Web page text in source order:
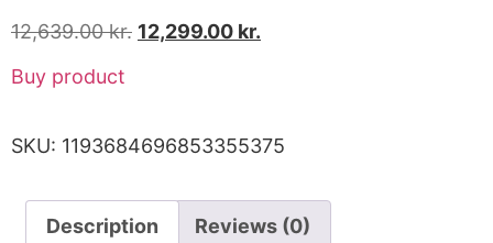
12,639.00kr. 12,299.00 kr.
Buy product
SKU: 1193684696853355375
Description Reviews (0)